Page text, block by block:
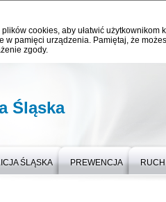
cookies, aby ułatwić
w pamięci urządzenia. Pamiętaj, że
zgody.
Śląska
ŚLĄSKA PREWENCJA